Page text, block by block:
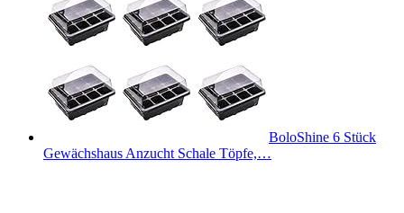
BoloShine 6 Stück
Gewächshaus Anzucht Schale Töpfe,…